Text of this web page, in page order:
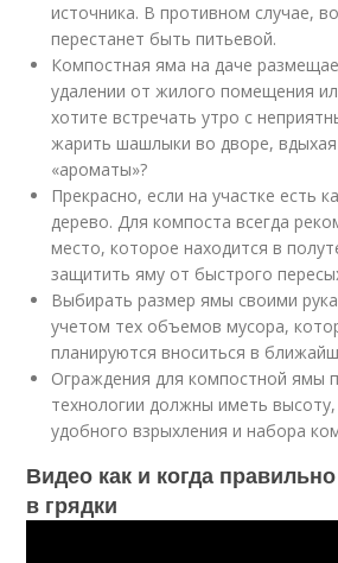
источника. В противном случае,
перестанет быть питьевой.
Компостная яма на даче
удалении от жилого помещения
хотите встречать утро с
жарить шашлыки во дворе,
«ароматы»?
Прекрасно, если на участке есть
дерево. Для компоста всегда
место, которое находится в
защитить яму от быстрого
Выбирать размер ямы своими
учетом тех объемов мусора,
планируются вноситься в
Ограждения для компостной ямы
технологии должны иметь
удобного взрыхления и набора
Видео как и когда
в грядки